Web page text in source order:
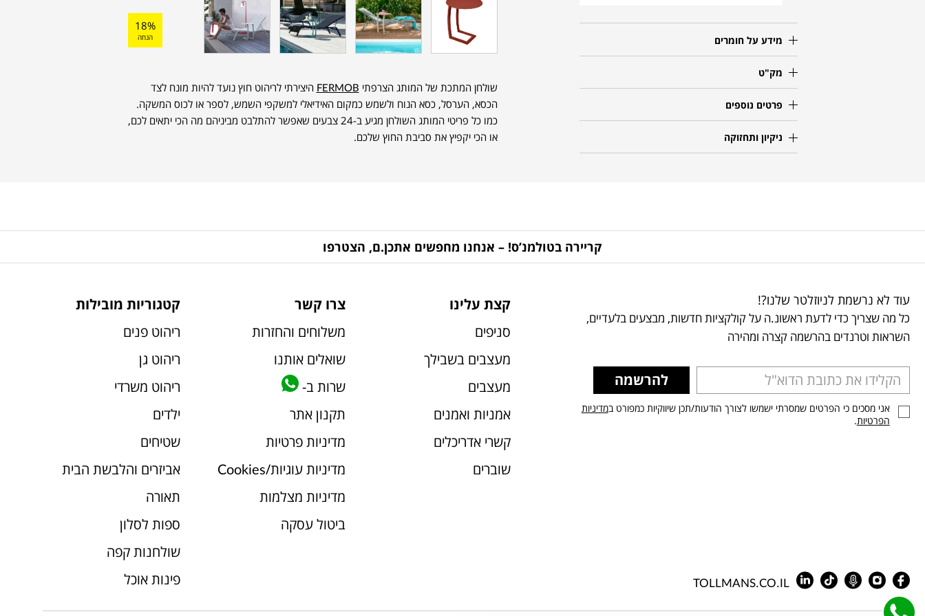
מידע על חומרים
מק"ט
פרטים נוספים
ניקיון ותחזוקה
18%
הנחה
שולחן המתכת של המותג הצרפתי FERMOB היצירתי לריהוט חוץ נועד להיות מונח לצד
הכסא, הערסל, כסא הנוח ולשמש כמקום האידיאלי למשקפי השמש, לספר או לכוס המשקה.
כמו כל פריטי המותג השולחן מגיע ב-24 צבעים שאפשר להתלבט מביניהם מה הכי יתאים לכם,
או הכי יקפיץ את סביבת החוץ שלכם.
קריירה בטולמנ’ס! – אנחנו מחפשים אתכן.ם, הצטרפו
עוד לא נרשמת לניוזלטר שלנו?!
כל מה שצריך כדי לדעת ראשונ.ה על קולקציות חדשות, מבצעים בלעדיים,
השראות וטרנדים בהרשמה קצרה ומהירה
להרשמה
אני מסכים כי הפרטים שמסרתי ישמשו לצורך הודעות/תכן שיווקיות כמפורט במדיניות
הפרטיות.
TOLLMANS.CO.IL
קצת עלינו
סניפים
מעצבים בשבילך
מעצבים
אמניות ואמנים
קשרי אדריכלים
שוברים
צרו קשר
משלוחים והחזרות
שואלים אותנו
שרות ב-
תקנון אתר
מדיניות פרטיות
מדיניות עוגיות/Cookies
מדיניות מצלמות
ביטול עסקה
קטגוריות מובילות
ריהוט פנים
ריהוט גן
ריהוט משרדי
ילדים
שטיחים
אביזרים והלבשת הבית
תאורה
ספות לסלון
שולחנות קפה
פינות אוכל